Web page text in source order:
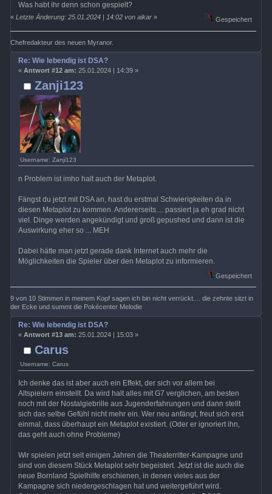
Was habt ihr denn schon gespielt?
«Letzte Änderung: 25.01.2024 | 14:02 von aikar » Gespeichert
Chefredakteur des neuen Myranor.
Zanji123
Username: Zanji123
Re: Wie lebendig ist DSA?
« Antwort #12 am: 25.01.2024 | 14:39 »
n Problem ist imho halt auch der Metaplot.
Fängst du jetzt mit DSA an, hast du erstmal Schwierigkeiten da in
diesen Metaplot zu kommen. Andererseits.... passiert ja eh grad nicht
viel. Dinge werden angekündigt und groß gepushed und dann ist die
Auswirkung eher so ... MEH
Dabei hätte man jetzt gerade dank Internet auch mehr die
Möglichkeiten die Spieler über den Metaplot zu informieren.
Gespeichert
9 von 10 Stimmen in meinem Kopf sagen ich bin nicht verrückt.... die zehnte sitzt in
der Ecke und summt die Pokécenter Melodie
Carus
Username: Carus
Re: Wie lebendig ist DSA?
« Antwort #13 am: 25.01.2024 | 15:03 »
Ich denke das ist aber auch ein Effekt, der sich vor allem bei
Altspielern einstellt. Da wird halt alles mit G7 verglichen, am besten
noch mit der Nostalgiebrille aus Jugenderfahrungen und dann stellt
sich das selbe Gefühl nicht mehr ein. Wer neu anfängt, freut sich erst
einmal, dass überhaupt ein Metaplot existiert. (Oder er ignoriert ihn,
das geht auch ohne Probleme)
Wir spielen jetzt seit einigen Jahren die Theaterritter-Kampagne und
sind von diesem Stück Metaplot sehr begeistert. Jetzt ist die auch die
neue Bornland Spielhilfe erschienen, in denen vieles aus der
Kampagne sich niedergeschlagen hat und weitergeführt wird.